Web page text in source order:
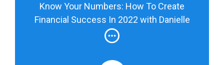
Know Your Numbers: How To Create
Financial Success In 2022 with Danielle
Hayden